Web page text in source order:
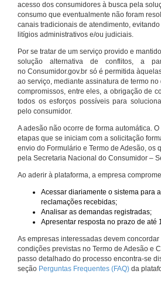
acesso dos consumidores à busca pela
consumo que eventualmente não foram
canais tradicionais de atendimento,
litígios administrativos e/ou judiciais.
Por se tratar de um serviço provido e
solução alternativa de conflitos, a
no Consumidor.gov.br só é permitida
ao serviço, mediante assinatura de termo
compromissos, entre eles, a obrigação de
todos os esforços possíveis para
pelo consumidor.
A adesão não ocorre de forma automática.
etapas que se iniciam com a solicitação
envio do Formulário e Termo de Adesão, os
pela Secretaria Nacional do Consumidor –
Ao aderir à plataforma, a empresa
Acessar diariamente o sistema para
reclamações recebidas;
Analisar as demandas registradas;
Apresentar resposta no prazo de até
As empresas interessadas devem
condições previstas no Termo de Adesão e
passo detalhado do processo encontra-se
seção Perguntas Frequentes (FAQ) da